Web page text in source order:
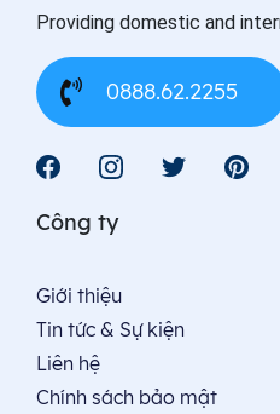
Providing domestic and
0888.62.2255
Công ty
Giới thiệu
Tin tức & Sự kiện
Liên hệ
Chính sách bảo mật